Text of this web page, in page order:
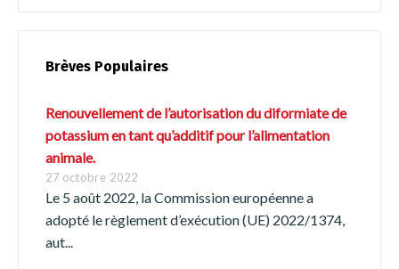
Brèves Populaires
Renouvellement de l’autorisation du diformiate de
potassium en tant qu’additif pour l’alimentation
animale.
27 octobre 2022
Le 5 août 2022, la Commission européenne a
adopté le règlement d’exécution (UE) 2022/1374,
aut...